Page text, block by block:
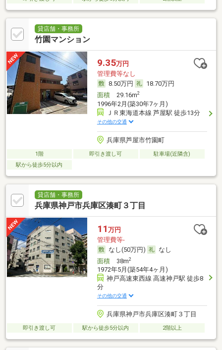
貸店舗・事務所
竹園マンション
9.35万円
管理費等なし
8.50万円
18.70万円
面積29.16m2
1996年2月(築30年7ヶ月)
ＪＲ東海道本線 芦屋駅 徒歩13分
その他の交通
兵庫県芦屋市竹園町
1階 即引き渡し可
駐車場(近隣含)
駅から徒歩5分以内
貸店舗・事務所
兵庫県神戸市兵庫区湊町３丁目
11 万円
管理費等-
なし(50万円)
なし
面積38m2
1972年5月(築54年4ヶ月)
神戸高速東西線 高速神戸駅 徒歩8
分
その他の交通
兵庫県神戸市兵庫区湊町３丁目
即引き渡し可 駅から徒歩5分以内 2階以上